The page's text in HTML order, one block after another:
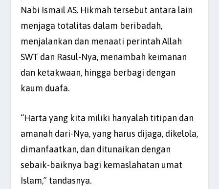
Nabi Ismail AS. Hikmah tersebut antara lain
menjaga totalitas dalam beribadah,
menjalankan dan menaati perintah Allah
SWT dan Rasul-Nya, menambah keimanan
dan ketakwaan, hingga berbagi dengan
kaum duafa.
“Harta yang kita miliki hanyalah titipan dan
amanah dari-Nya, yang harus dijaga, dikelola,
dimanfaatkan, dan ditunaikan dengan
sebaik-baiknya bagi kemaslahatan umat
Islam,” tandasnya.